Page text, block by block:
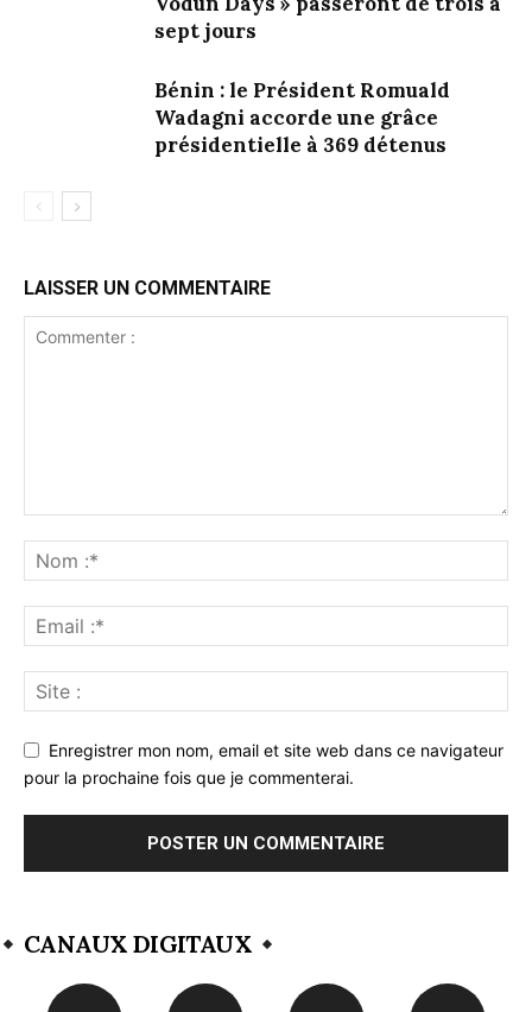
sept jours
Bénin : le Président Romuald
Wadagni accorde une grâce
présidentielle à 369 détenus
LAISSER UN COMMENTAIRE
Enregistrer mon nom, email et site web dans ce navigateur
pour la prochaine fois que je commenterai.
CANAUX DIGITAUX